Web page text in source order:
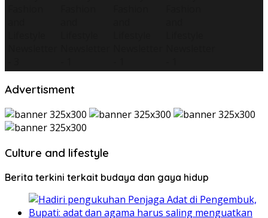
Advertisment
Culture and lifestyle
Berita terkini terkait budaya dan gaya hidup